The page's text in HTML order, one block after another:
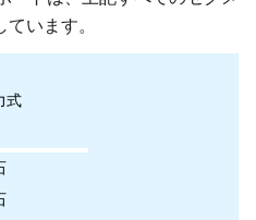
います。
式